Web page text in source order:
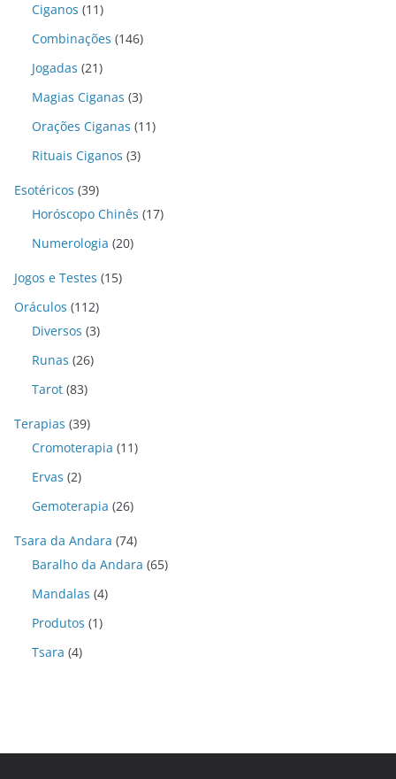
Ciganos (11)
Combinações (146)
Jogadas (21)
Magias Ciganas (3)
Orações Ciganas (11)
Rituais Ciganos (3)
Esotéricos (39)
Horóscopo Chinês (17)
Numerologia (20)
Jogos e Testes (15)
Oráculos (112)
Diversos (3)
Runas (26)
Tarot (83)
Terapias (39)
Cromoterapia (11)
Ervas (2)
Gemoterapia (26)
Tsara da Andara (74)
Baralho da Andara (65)
Mandalas (4)
Produtos (1)
Tsara (4)